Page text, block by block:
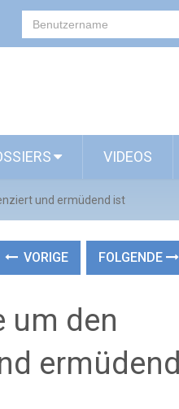
VIDEOS
und ermüdend ist
VORIGE FOLGENDE
um den
ermüdend